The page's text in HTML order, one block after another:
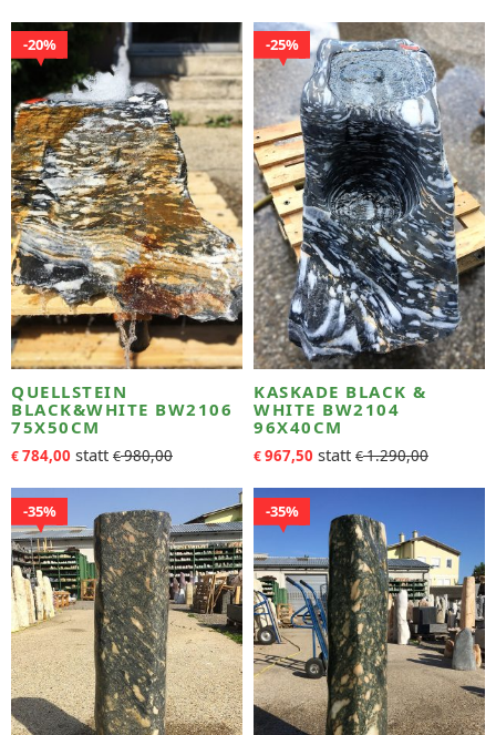
20%
QUELLSTEIN
BLACK&WHITE BW2106
75X50CM
€784,00 €980,00
25%
KASKADE BLACK &
WHITE BW2104
96X40CM
€967,50 €1.290,00
35% 35%